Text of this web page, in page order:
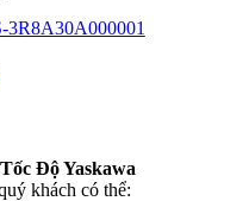
3R8A30A000001
Độ Yaskawa
khách có thể: